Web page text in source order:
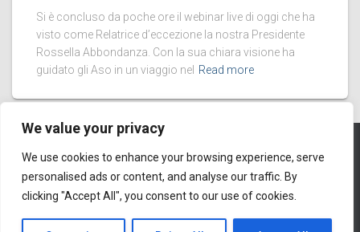
We value your privacy
We use cookies to enhance your browsing experience, serve
personalised ads or content, and analyse our traffic. By
clicking "Accept All", you consent to our use of cookies.
Si è concluso da poche ore il webinar live di oggi che ha
visto come Relatrice d’eccezione la nostra Presidente
Rossella Abbondanza. Con la sua chiara visione ha
guidato gli Aso in un viaggio nel Read more
PRIVACY POLICY COOKIES
© 2016